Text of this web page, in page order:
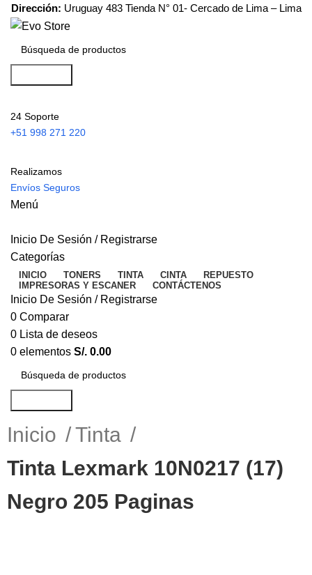
Dirección: Uruguay 483 Tienda N° 01- Cercado de Lima – Lima
24 Soporte
+51 998 271 220
Realizamos
Envíos Seguros
Menú
Inicio De Sesión / Registrarse
Categorías
INICIO TONERS TINTA CINTA
REPUESTO
IMPRESORAS Y ESCANER
CONTÁCTENOS
Inicio De Sesión / Registrarse
0 Comparar
0 Lista de deseos
0 elementos S/. 0.00
Inicio
Tinta
Tinta Lexmark 10N0217 (17)
Negro 205 Paginas